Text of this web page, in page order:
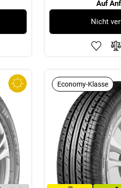
Auf
Nicht
Economy-Klasse